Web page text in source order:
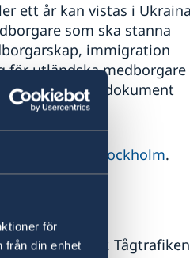
för
från din enhet
ett år kan vistas i Ukraina
som ska stanna
immigration
för utländska medborgare
Vilka dokument
i Stockholm.
inte fungerar. Tågtrafiken